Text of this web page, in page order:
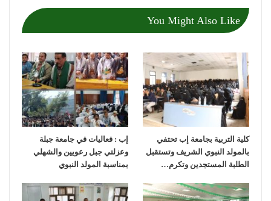
You Might Also Like
كلية التربية بجامعة إب تحتفي
بالمولد النبوي الشريف وتستقبل
الطلبة المستجدين وتكرم…
إب : فعاليات في جامعة جبلة
وعزلتي جبل رعويين والشهلي
بمناسبة المولد النبوي